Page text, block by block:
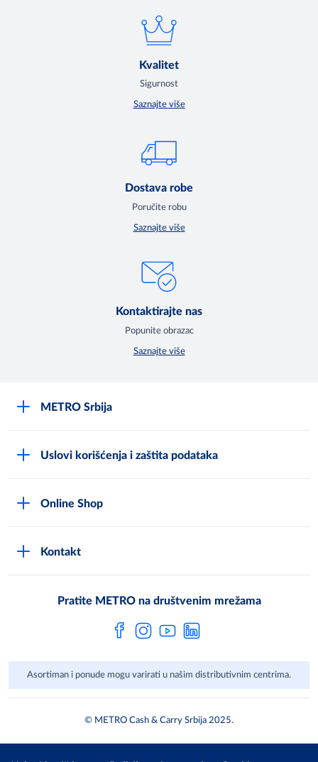
Kvalitet
Sigurnost
Saznajte više
Dostava robe
Poručite robu
Saznajte više
Kontaktirajte nas
Popunite obrazac
Saznajte više
METRO Srbija
Često postavljana pitanja
Uslovi korišćenja i zaštita podataka
Online Shop
Kontakt
Pratite METRO na društvenim mrežama
Asortiman i ponude mogu varirati u našim distributivnim centrima.
© METRO Cash & Carry Srbija 2025.